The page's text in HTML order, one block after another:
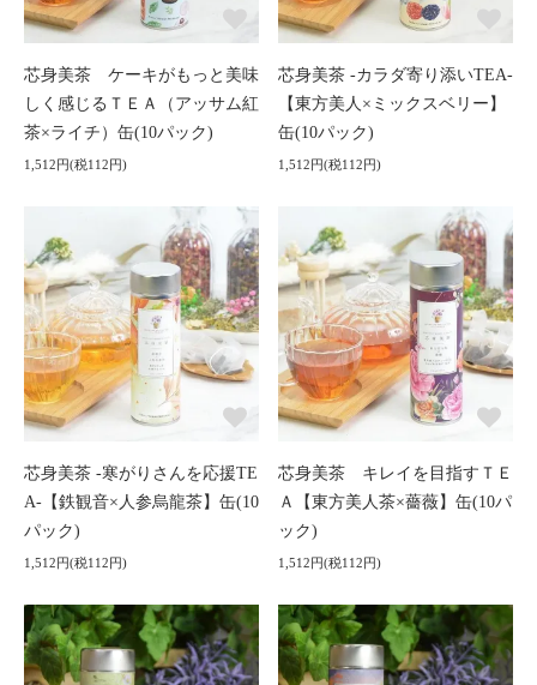
芯身美茶 ケーキがもっと美味
しく感じるＴＥＡ（アッサム紅
茶×ライチ）缶(10パック)
1,512円(税112円)
芯身美茶 -カラダ寄り添いTEA-
【東方美人×ミックスベリー】
缶(10パック)
1,512円(税112円)
芯身美茶 -寒がりさんを応援TE
A-【鉄観音×人参烏龍茶】缶(10
パック)
1,512円(税112円)
芯身美茶 キレイを目指すＴＥ
Ａ【東方美人茶×薔薇】缶(10パ
ック)
1,512円(税112円)